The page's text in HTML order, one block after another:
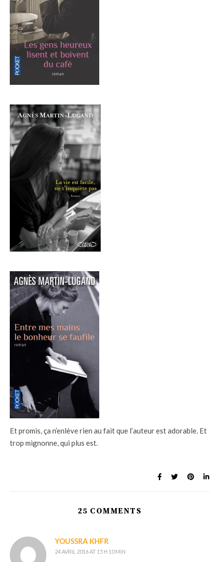
Et promis, ça n’enlève rien au fait que l’auteur est adorable. Et
trop mignonne, qui plus est.
25 COMMENTS
YOUSSRA KHFR
24 AVRIL 2016 AT 15 H 10 MIN